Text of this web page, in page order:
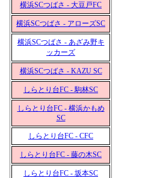
横浜SCつばさ - 大豆戸FC
横浜SCつばさ - アローズSC
横浜SCつばさ - あざみ野キ
ッカーズ
横浜SCつばさ - KAZU SC
しらとり台FC - 駒林SC
しらとり台FC - 横浜かもめ
SC
しらとり台FC - CFC
しらとり台FC - 藤の木SC
しらとり台FC - 坂本SC